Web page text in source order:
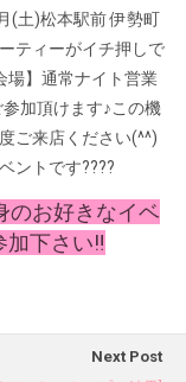
(土)松本駅前 伊勢町
ティーがイチ押しで
場】通常ナイト営業
加頂けます♪この機
ご来店ください(^^)
ントです????
のお好きなイベ
加下さい‼︎
Next Post